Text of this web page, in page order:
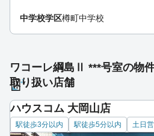
中学校学区樽町中学校
ワコーレ綱島Ⅱ ***号室の物
取り扱い店舗
ハウスコム 大岡山店
駅徒歩3分以内 駅徒歩5分以内 土日